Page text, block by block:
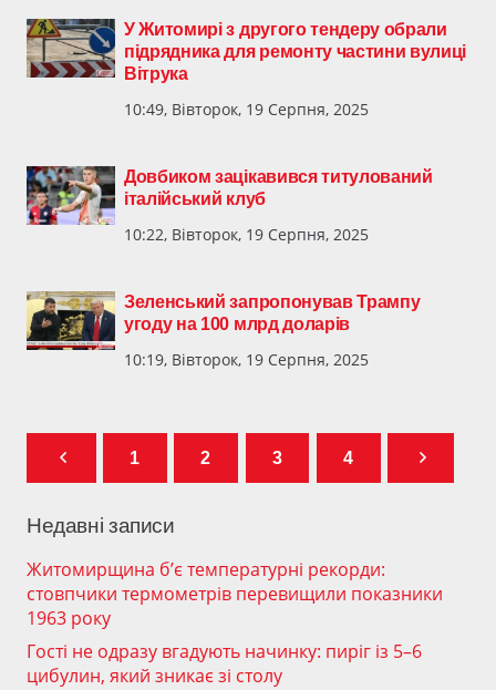
У Житомирі з другого тендеру обрали
підрядника для ремонту частини вулиці
Вітрука
10:49, Вівторок, 19 Серпня, 2025
Довбиком зацікавився титулований
італійський клуб
10:22, Вівторок, 19 Серпня, 2025
Зеленський запропонував Трампу
угоду на 100 млрд доларів
10:19, Вівторок, 19 Серпня, 2025
1 2 3 4
Недавні записи
Житомирщина б’є температурні рекорди:
стовпчики термометрів перевищили показники
1963 року
Гості не одразу вгадують начинку: пиріг із 5–6
цибулин, який зникає зі столу